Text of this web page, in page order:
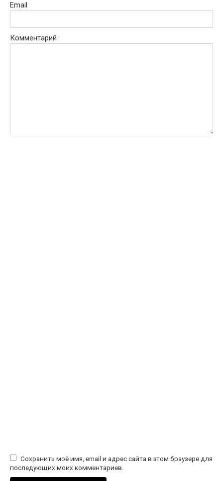
Email
Комментарий
Сохранить моё имя, email и адрес сайта в этом браузере для
последующих моих комментариев.